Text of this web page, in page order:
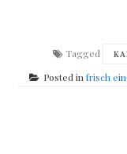
Tagged
Posted infrisch